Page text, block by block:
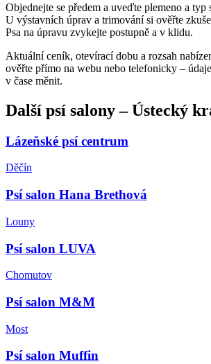
Objednejte se předem a uveďte plemeno a typ
U výstavních úprav a trimování si ověřte
Psa na úpravu zvykejte postupně a v klidu.
Aktuální ceník, otevírací dobu a rozsah
ověřte přímo na webu nebo telefonicky –
v čase měnit.
Další psí salony–Ústecký
Lázeňské psí centrum
Děčín
Psí salon Hana Brethová
Louny
Psí salon LUVA
Chomutov
Psí salon M&M
Most
Psí salon Muffin